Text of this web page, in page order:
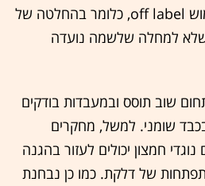
בכבד שומני. מדובר בשימוש off label, כלומר בהחלטה של
למחלה שלשמה נועדה
שוב תוסס ובמעבדות בודקים
בכבד שומני. למשל, מחקרים
חמצון יכולים לעזור בהגנה
של דלקת. כמו כן נבחנת